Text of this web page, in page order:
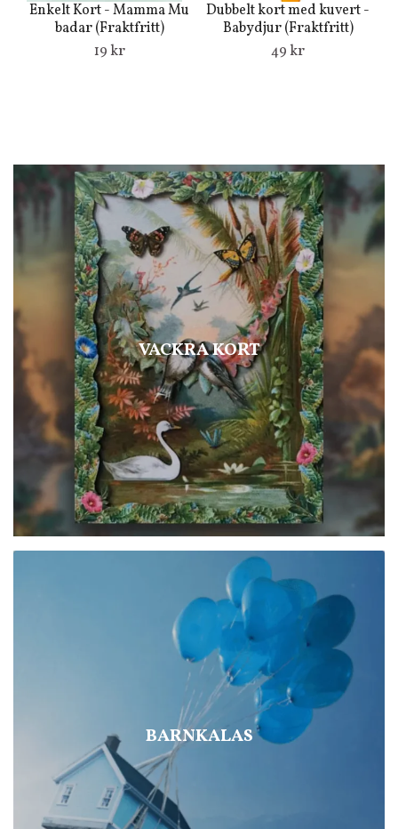
VACKRA KORT
BARNKALAS
Enkelt Kort - Mamma Mu
badar (Fraktfritt)
19 kr
Dubbelt kort med kuvert -
Babydjur (Fraktfritt)
49 kr